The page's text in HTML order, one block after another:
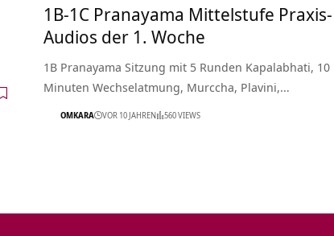
1B-1C Pranayama Mittelstufe Praxis-
Audios der 1. Woche
1B Pranayama Sitzung mit 5 Runden Kapalabhati, 10
Minuten Wechselatmung, Murccha, Plavini,…
OMKARA VOR 10 JAHREN 560 VIEWS